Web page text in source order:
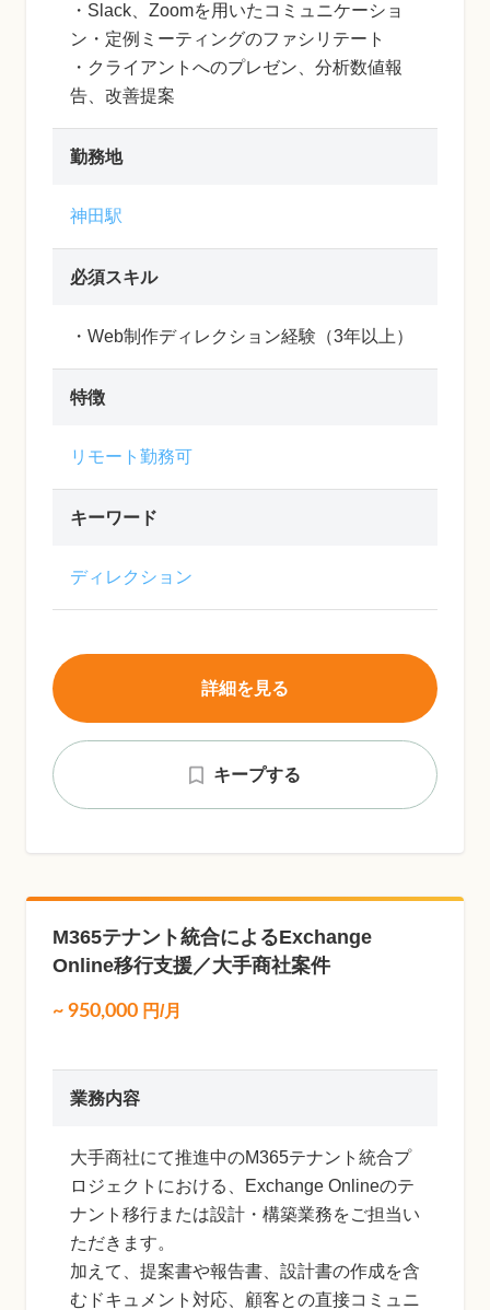
・Slack、Zoomを用いたコミュニケーショ
ン・定例ミーティングのファシリテート
・クライアントへのプレゼン、分析数値報
告、改善提案
勤務地
神田駅
必須スキル
・Web制作ディレクション経験（3年以上）
特徴
リモート勤務可
キーワード
ディレクション
キープする
詳細を見る
M365テナント統合によるExchange
Online移行支援／大手商社案件
~ 950,000 円/月
業務内容
大手商社にて推進中のM365テナント統合プ
ロジェクトにおける、Exchange Onlineのテ
ナント移行または設計・構築業務をご担当い
ただきます。
加えて、提案書や報告書、設計書の作成を含
むドキュメント対応、顧客との直接コミュニ